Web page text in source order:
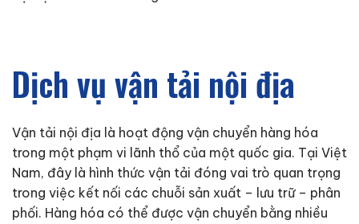
Dịch vụ vận tải nội địa
Vận tải nội địa là hoạt động vận chuyển hàng hóa
trong một phạm vi lãnh thổ của một quốc gia. Tại Việt
Nam, đây là hình thức vận tải đóng vai trò quan trọng
trong việc kết nối các chuỗi sản xuất – lưu trữ – phân
phối. Hàng hóa có thể được vận chuyển bằng nhiều